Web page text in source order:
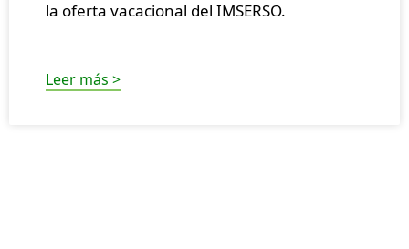
la oferta vacacional del IMSERSO.
Leer más >